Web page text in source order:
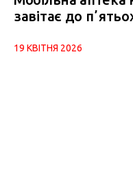
завітає до
19 КВІТНЯ 2026